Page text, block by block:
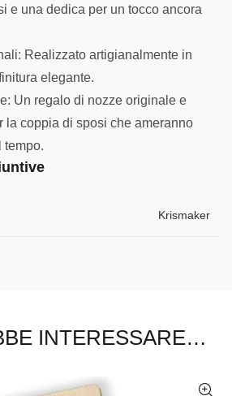
e una dedica per un tocco ancora
Realizzato artigianalmente in
elegante.
Un regalo di nozze originale e
la coppia di sposi che ameranno
tempo.
Krismaker
INTERESSARE…